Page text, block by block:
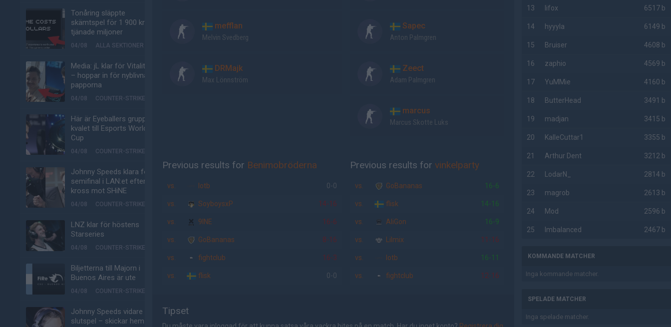
Tonåring släppte
skämtspel för 1 900 kr –
tjänade miljoner
04/08 ALLA SEKTIONER
Media: jL klar för Vitality
– hoppar in för nyblivna
papporna
04/08 COUNTER-STRIKE
Här är Eyeballers grupp i
kvalet till Esports World
Cup
04/08 COUNTER-STRIKE
Johnny Speeds klara för
semifinal i LAN:et efter
kross mot SHiNE
04/08 COUNTER-STRIKE
LNZ klar för höstens
Starseries
04/08 COUNTER-STRIKE
Biljetterna till Majorn i
Buenos Aires är ute
04/08 COUNTER-STRIKE
Johnny Speeds vidare till
slutspel – skickar hem
mefflan
Melvin Svedberg
DRMajk
Max Lönnström
Sapec
Anton Palmgren
Zeect
Adam Palmgren
marcus
Marcus Skotte Luks
Previous results for Benimobröderna
vs. lotb 0-0
vs. SoyboysxP 14-16
vs. 9INE 16-6
vs. GoBananas 8-16
vs. fightclub 16-3
vs. flisk 0-0
Previous results forvinkelparty
vs. GoBananas 16-6
vs. flisk 14-16
vs. AliGon 16-9
vs. Lilmix 11-16
vs. lotb 16-11
vs. fightclub 12-16
Tipset
13 lifox 6517 b
14 hyyyla 6149 b
15 Bruiser 4608 b
16 zaphio 4569 b
17 YuMMie 4160 b
18 ButterHead 3491 b
19 madjan 3415 b
20 KalleCuttar1 3355 b
21 Arthur Dent 3212 b
22 LodarN_ 2814 b
23 magrob 2613 b
24 Mod 2596 b
25 Imbalanced 2467 b
KOMMANDE MATCHER
Inga kommande matcher.
SPELADE MATCHER
Inga spelade matcher.